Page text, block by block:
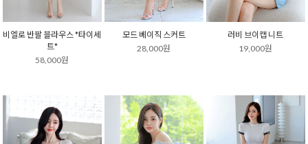
비엘로 반팔 블라우스 *타이세
트*
58,000원
모드 베이직 스커트
28,000원
러비 브이캡 니트
19,000원